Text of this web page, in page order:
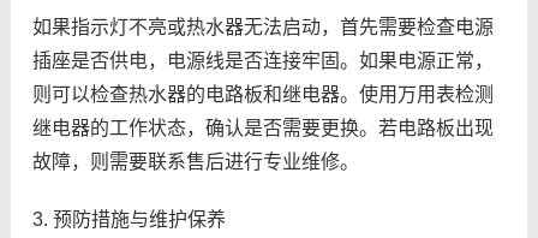
如果指示灯不亮或热水器无法启动，首先需要检查电源
插座是否供电，电源线是否连接牢固。如果电源正常，
则可以检查热水器的电路板和继电器。使用万用表检测
继电器的工作状态，确认是否需要更换。若电路板出现
故障，则需要联系售后进行专业维修。
3. 预防措施与维护保养